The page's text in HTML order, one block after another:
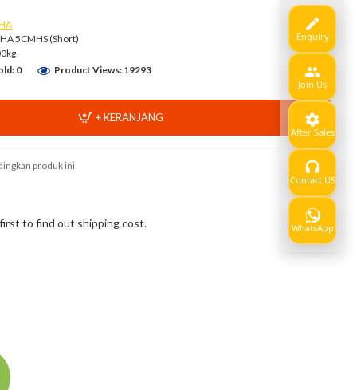
5CMHS (Short)
0
Product Views: 19293
+ KERANJANG
produk ini
to find out shipping cost.
Show
Enquiry
Join Us
After Sales
Contact US
WhatsApp